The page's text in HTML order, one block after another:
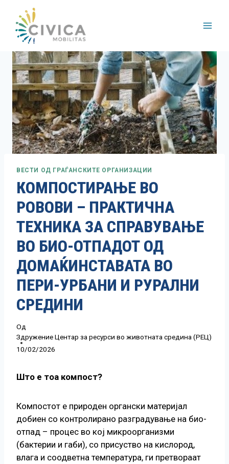
content
ВЕСТИ ОД ГРАЃАНСКИТЕ ОРГАНИЗАЦИИ
КОМПОСТИРАЊЕ ВО
РОВОВИ – ПРАКТИЧНА
ТЕХНИКА ЗА СПРАВУВАЊЕ
ВО БИО-ОТПАДОТ ОД
ДОМАЌИНСТАВАТА ВО
ПЕРИ-УРБАНИ И РУРАЛНИ
СРЕДИНИ
Од
Здружение Центар за ресурси во животната средина (РЕЦ)
10/02/2026
Што е тоа компост?
Компостот е природен органски материјал
добиен со контролирано разградување на био-
отпад – процес во кој микроорганизми
(бактерии и габи), со присуство на кислород,
влага и соодветна температура, ги претвораат